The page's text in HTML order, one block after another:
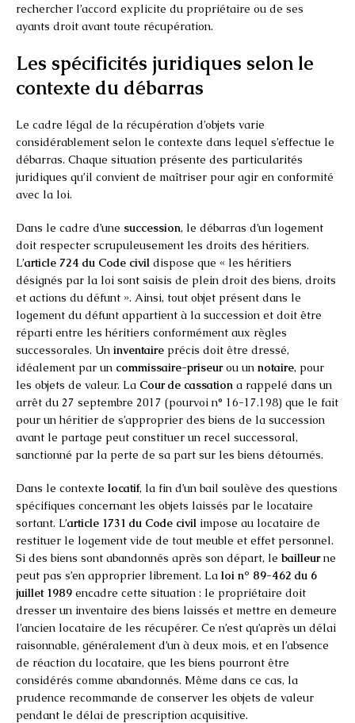
rechercher l’accord explicite du propriétaire ou de ses
ayants droit avant toute récupération.
Les spécificités juridiques selon le
contexte du débarras
Le cadre légal de la récupération d’objets varie
considérablement selon le contexte dans lequel s’effectue le
débarras. Chaque situation présente des particularités
juridiques qu’il convient de maîtriser pour agir en conformité
avec la loi.
Dans le cadre d’une succession, le débarras d’un logement
doit respecter scrupuleusement les droits des héritiers.
L’article 724 du Code civil dispose que « les héritiers
désignés par la loi sont saisis de plein droit des biens, droits
et actions du défunt ». Ainsi, tout objet présent dans le
logement du défunt appartient à la succession et doit être
réparti entre les héritiers conformément aux règles
successorales. Un inventaire précis doit être dressé,
idéalement par un commissaire-priseurou un notaire, pour
les objets de valeur. La Cour de cassation a rappelé dans un
arrêt du 27 septembre 2017 (pourvoi n° 16-17.198) que le fait
pour un héritier de s’approprier des biens de la succession
avant le partage peut constituer un recel successoral,
sanctionné par la perte de sa part sur les biens détournés.
Dans le contexte locatif, la fin d’un bail soulève des questions
spécifiques concernant les objets laissés par le locataire
sortant. L’article 1731 du Code civil impose au locataire de
restituer le logement vide de tout meuble et effet personnel.
Si des biens sont abandonnés après son départ, le bailleurne
peut pas s’en approprier librement. La loi n° 89-462 du 6
juillet 1989 encadre cette situation : le propriétaire doit
dresser un inventaire des biens laissés et mettre en demeure
l’ancien locataire de les récupérer. Ce n’est qu’après un délai
raisonnable, généralement d’un à deux mois, et en l’absence
de réaction du locataire, que les biens pourront être
considérés comme abandonnés. Même dans ce cas, la
prudence recommande de conserver les objets de valeur
pendant le délai de prescription acquisitive.